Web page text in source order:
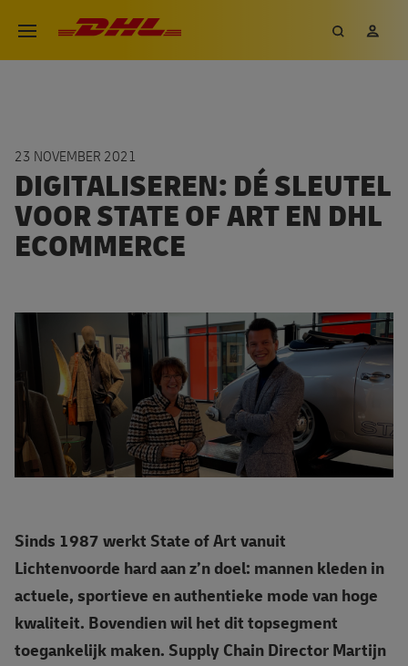
Open menu
DHL eCommerce, ga naar de
Zoeken
23 NOVEMBER 2021
DIGITALISEREN: DÉ SLEUTEL
VOOR STATE OF ART EN DHL
ECOMMERCE
Sinds 1987 werkt State of Art vanuit
Lichtenvoorde hard aan z’n doel: mannen kleden in
actuele, sportieve en authentieke mode van hoge
kwaliteit. Bovendien wil het dit topsegment
toegankelijk maken. Supply Chain Director Martijn